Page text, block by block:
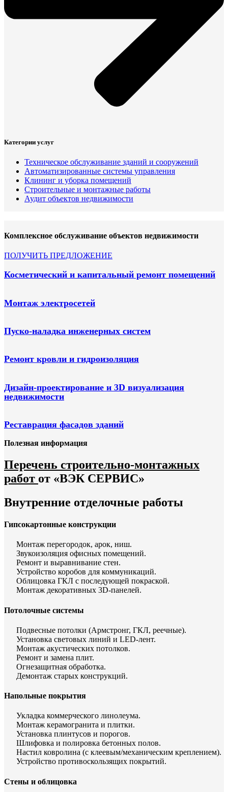
Категории услуг
Техническое обслуживание зданий и сооружений
Автоматизированные системы управления
Клининг и уборка помещений
Строительные и монтажные работы
Аудит объектов недвижимости
Комплексное обслуживание объектов недвижимости
ПОЛУЧИТЬ ПРЕДЛОЖЕНИЕ
Косметический и капитальный ремонт помещений
Монтаж электросетей
Пуско-наладка инженерных систем
Ремонт кровли и гидроизоляция
Дизайн-проектирование и 3D визуализация
недвижимости
Реставрация фасадов зданий
Полезная информация
Перечень строительно-монтажных
работ от «ВЭК СЕРВИС»
Внутренние отделочные работы
Гипсокартонные конструкции
Монтаж перегородок, арок, ниш.
Звукоизоляция офисных помещений.
Ремонт и выравнивание стен.
Устройство коробов для коммуникаций.
Облицовка ГКЛ с последующей покраской.
Монтаж декоративных 3D-панелей.
Потолочные системы
Подвесные потолки (Армстронг, ГКЛ, реечные).
Установка световых линий и LED-лент.
Монтаж акустических потолков.
Ремонт и замена плит.
Огнезащитная обработка.
Демонтаж старых конструкций.
Напольные покрытия
Укладка коммерческого линолеума.
Монтаж керамогранита и плитки.
Установка плинтусов и порогов.
Шлифовка и полировка бетонных полов.
Настил ковролина (с клеевым/механическим креплением).
Устройство противоскользящих покрытий.
Стены и облицовка